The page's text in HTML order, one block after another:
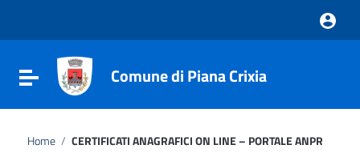
Vai al footer
Attiva / disattiva la navigazione
Comune di Piana Crixia
Home / CERTIFICATI ANAGRAFICI ON LINE – PORTALE ANPR